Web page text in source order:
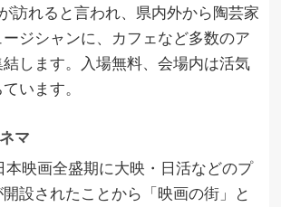
訪れると言われ、県内外から陶芸家
ジシャンに、カフェなど多数のア
します。入場無料、会場内は活気
います。
マ
本映画全盛期に大映・日活などのプ
設されたことから「映画の街」と